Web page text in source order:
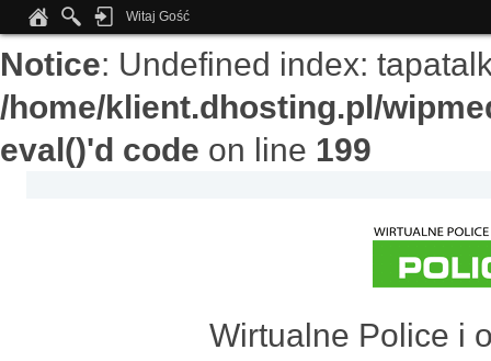
Notice: Undefined index:
/home/klient.dhosting.pl/
eval()'d code on line 199
Witaj Gość
Wirtualne Police i